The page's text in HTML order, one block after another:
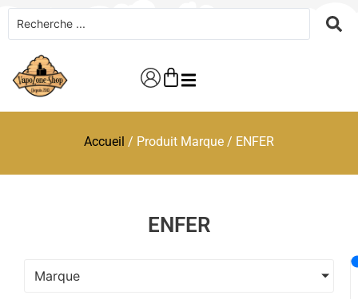
Accueil / Produit Marque / ENFER
ENFER
Marque